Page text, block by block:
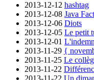
2013-12-12 hashtag
2013-12-08 Java
2013-12-06 Diots
2013-12-05 Le petit
2013-12-01
2013-11-29 {
2013-11-25 Le
2013-11-22
2013-11-22 Un